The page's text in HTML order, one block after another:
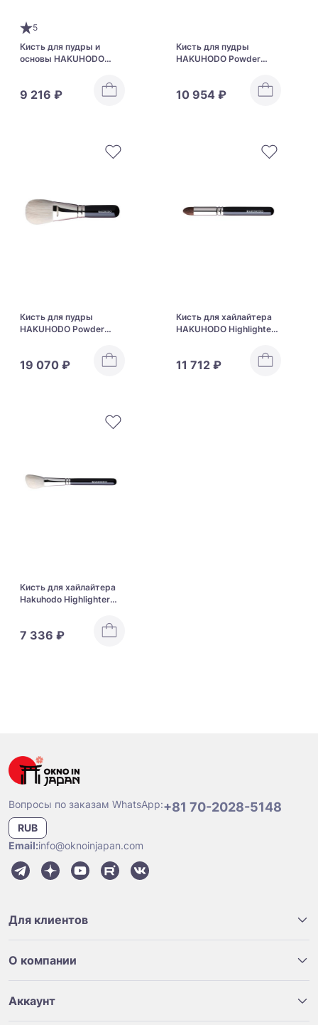
5
Кисть для пудры и
основы HAKUHODO
Rd&Agld 4mm G5552
9 216 ₽
Кисть для пудры
HAKUHODO Powder
10 954 ₽
Кисть для пудры
HAKUHODO Powder
19 070 ₽
Кисть для хайлайтера
HAKUHODO Highlighter
11 712 ₽
Кисть для хайлайтера
Hakuhodo Highlighter
7 336 ₽
Вопросы по заказам WhatsApp:+81 70-2028-5148
RUB
Email:info@oknoinjapan.com
Для клиентов
О компании
Аккаунт